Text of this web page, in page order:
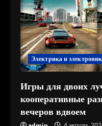
Электрика и
Игры для двоих
кооперативные
вечеров вдвоем